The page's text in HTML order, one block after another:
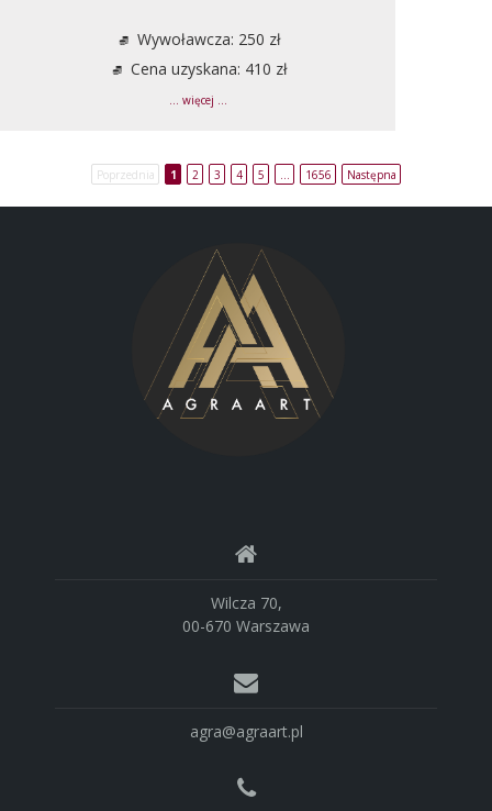
Wywoławcza: 250 zł
Cena uzyskana: 410 zł
... więcej ...
Poprzednia 1 2 3 4 5 1656 Następna
Wilcza 70,
00-670 Warszawa
agra@agraart.pl